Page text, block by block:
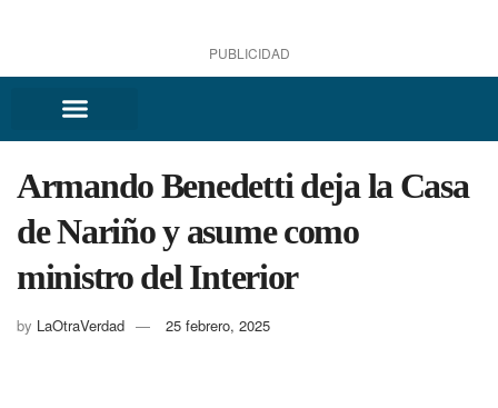
PUBLICIDAD
Armando Benedetti deja la Casa
de Nariño y asume como
ministro del Interior
by LaOtraVerdad 25 febrero, 2025